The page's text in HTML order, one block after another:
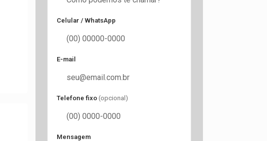
Celular / WhatsApp
E-mail
Telefone fixo (opcional)
Mensagem